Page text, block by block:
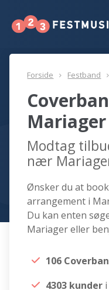
Forside Festband
Mariager
Modtag
nær
Ønsker du at
arrangement i
Du kan enten
Mariager eller
106
4303 kunder